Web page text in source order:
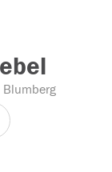
Blumberg